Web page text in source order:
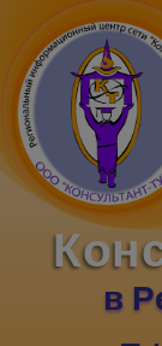
в